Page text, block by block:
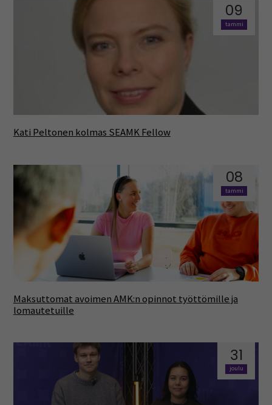
09
tammi
Kati Peltonen kolmas SEAMK Fellow
08
tammi
Maksuttomat avoimen AMK:n opinnot työttömille ja
lomautetuille
31
joulu